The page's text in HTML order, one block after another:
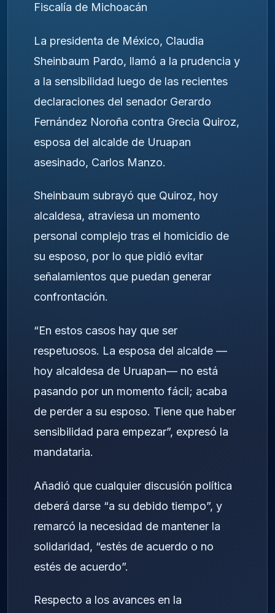
Fiscalía de Michoacán
La presidenta de México, Claudia
Sheinbaum Pardo, llamó a la prudencia y
a la sensibilidad luego de las recientes
declaraciones del senador Gerardo
Fernández Noroña contra Grecia Quiroz,
esposa del alcalde de Uruapan
asesinado, Carlos Manzo.
Sheinbaum subrayó que Quiroz, hoy
alcaldesa, atraviesa un momento
personal complejo tras el homicidio de
su esposo, por lo que pidió evitar
señalamientos que puedan generar
confrontación.
“En estos casos hay que ser
respetuosos. La esposa del alcalde —
hoy alcaldesa de Uruapan— no está
pasando por un momento fácil; acaba
de perder a su esposo. Tiene que haber
sensibilidad para empezar”, expresó la
mandataria.
Añadió que cualquier discusión política
deberá darse “a su debido tiempo”, y
remarcó la necesidad de mantener la
solidaridad, “estés de acuerdo o no
estés de acuerdo”.
Respecto a los avances en la